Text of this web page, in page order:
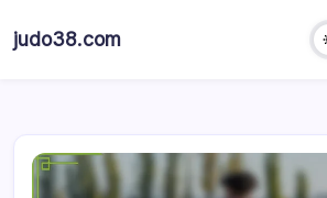
judo38.com